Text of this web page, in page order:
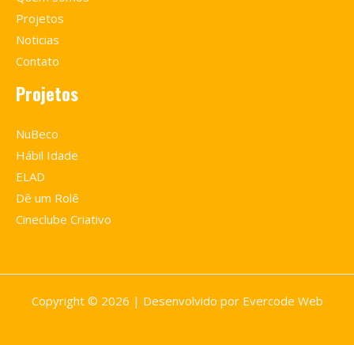
Projetos
Noticias
Contato
Projetos
NuBeco
Hábil Idade
ELAD
Dê um Rolê
Cineclube Criativo
Copyright © 2026 | Desenvolvido por Evercode Web